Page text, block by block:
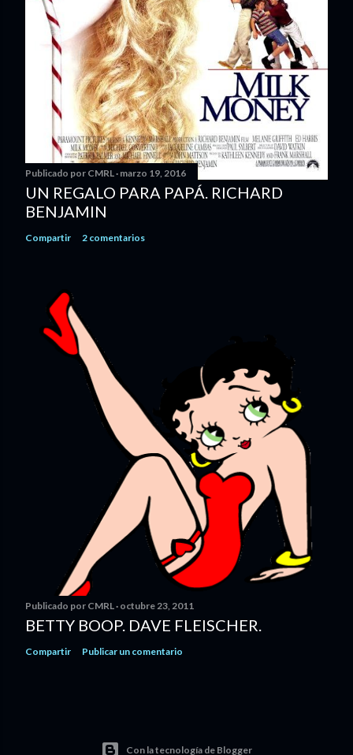
Publicado por CMRL marzo 19, 2016
UN REGALO PARA PAPÁ. RICHARD
BENJAMIN
Compartir 2 comentarios
Publicado por CMRL octubre 23, 2011
BETTY BOOP. DAVE FLEISCHER.
Compartir Publicar un comentario
Con la tecnología de Blogger